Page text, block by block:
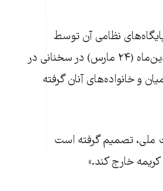
نظامی آن توسط
نیروهای روسيه، رئيس‌جمهور موقت اوکراين روز دوشنبه چهارم فروردین‌ماه (۲۴ مارس) در سخنانی در
و خانواده‌های آنان گرفته
ملی، تصميم گرفته است
کريمه خارج کند.»